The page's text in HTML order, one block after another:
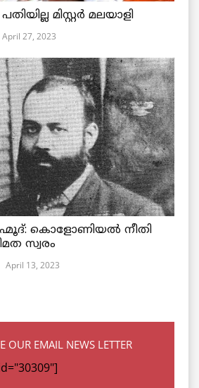
മിസ്റ്റർ മലയാളി
April 27, 2023
മഹ്മൂദ്: കൊളോണിയൽ നീതി
സ്വരം
April 13, 2023
OUR EMAIL NEWS LETTER